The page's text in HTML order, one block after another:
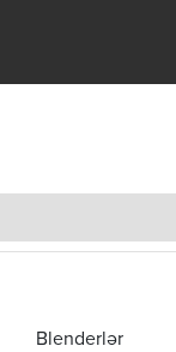
Blenderlər